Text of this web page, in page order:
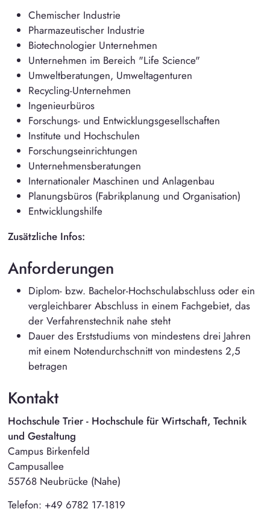
Chemischer Industrie
Pharmazeutischer Industrie
Biotechnologier Unternehmen
Unternehmen im Bereich "Life Science"
Umweltberatungen, Umweltagenturen
Recycling-Unternehmen
Ingenieurbüros
Forschungs- und Entwicklungsgesellschaften
Institute und Hochschulen
Forschungseinrichtungen
Unternehmensberatungen
Internationaler Maschinen und Anlagenbau
Planungsbüros (Fabrikplanung und Organisation)
Entwicklungshilfe
Zusätzliche Infos:
Anforderungen
Diplom- bzw. Bachelor-Hochschulabschluss oder ein
vergleichbarer Abschluss in einem Fachgebiet, das
der Verfahrenstechnik nahe steht
Dauer des Erststudiums von mindestens drei Jahren
mit einem Notendurchschnitt von mindestens 2,5
betragen
Kontakt
Hochschule Trier - Hochschule für Wirtschaft, Technik
und Gestaltung
Campus Birkenfeld
Campusallee
55768 Neubrücke (Nahe)
Telefon: +49 6782 17-1819